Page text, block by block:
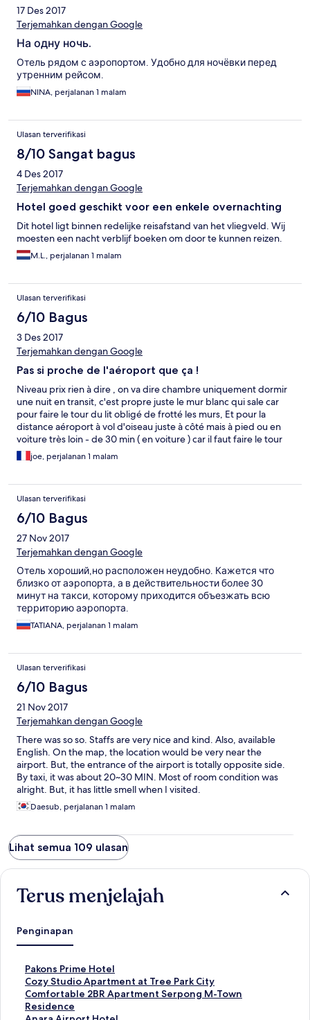
17 Des 2017
Terjemahkan dengan Google
На одну ночь.
Отель рядом с аэропортом. Удобно для ночёвки перед
утренним рейсом.
NINA, perjalanan 1 malam
Ulasan terverifikasi
8/10 Sangat bagus
4 Des 2017
Terjemahkan dengan Google
Hotel goed geschikt voor een enkele overnachting
Dit hotel ligt binnen redelijke reisafstand van het vliegveld. Wij
moesten een nacht verblijf boeken om door te kunnen reizen.
M.L., perjalanan 1 malam
Ulasan terverifikasi
6/10 Bagus
3 Des 2017
Terjemahkan dengan Google
Pas si proche de l'aéroport que ça !
Niveau prix rien à dire , on va dire chambre uniquement dormir
une nuit en transit, c'est propre juste le mur blanc qui sale car
pour faire le tour du lit obligé de frotté les murs, Et pour la
distance aéroport à vol d'oiseau juste à côté mais à pied ou en
voiture très loin - de 30 min ( en voiture ) car il faut faire le tour
des pistes plus bouchons..
joe, perjalanan 1 malam
Ulasan terverifikasi
6/10 Bagus
27 Nov 2017
Terjemahkan dengan Google
Отель хороший,но расположен неудобно. Кажется что
близко от аэропорта, а в действительности более 30
минут на такси, которому приходится объезжать всю
территорию аэропорта.
TATIANA, perjalanan 1 malam
Ulasan terverifikasi
6/10 Bagus
21 Nov 2017
Terjemahkan dengan Google
There was so so. Staffs are very nice and kind. Also, available
English. On the map, the location would be very near the
airport. But, the entrance of the airport is totally opposite side.
By taxi, it was about 20~30 MIN. Most of room condition was
alright. But, it has little smell when I visited.
Daesub, perjalanan 1 malam
Lihat semua 109 ulasan
Terus menjelajah
Penginapan
Pakons Prime Hotel
T
a
u
t
Cozy Studio Apartment at Tree Park City
T
a
u
Comfortable 2BR Apartment Serpong M-Town
Residence
T
a